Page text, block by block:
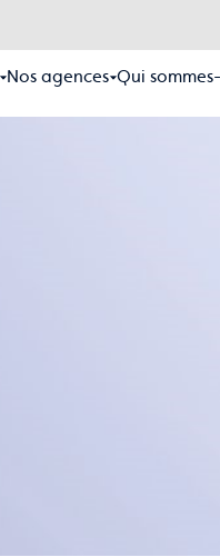
Nos agences Qui